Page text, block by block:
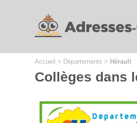
Accueil > Départements > Hérault
Collèges dans